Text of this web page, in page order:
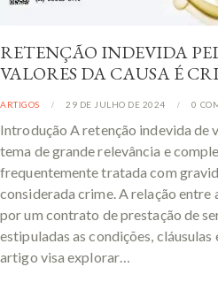
RETENÇÃO INDEVIDA
VALORES DA CAUSA É
ARTIGOS 29 DE JULHO DE 2024 0
Introdução A retenção indevida de
tema de grande relevância e
frequentemente tratada com
considerada crime. A relação entre
por um contrato de prestação de
estipuladas as condições,
artigo visa explorar…